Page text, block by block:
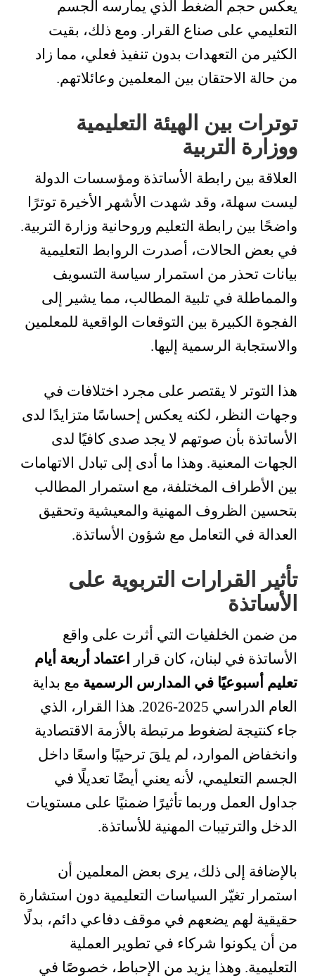
يعكس حجم الضغط الذي يمارسه الجسم
التعليمي على صناع القرار. ومع ذلك، بقيت
الكثير من التعهدات بدون تنفيذ فعلي، مما زاد
من حالة الاحتقان بين المعلمين وعائلاتهم.
توترات بين الهيئة التعليمية
ووزارة التربية
العلاقة بين رابطة الأساتذة ومؤسسات الدولة
ليست سهلة، وقد شهدت الأشهر الأخيرة توترًا
واضحًا بين رابطة التعليم وروحانية وزارة التربية.
في بعض الحالات، أصدرت الروابط التعليمية
بيانات تحذر من استمرار سياسة التسويف
والمماطلة في تلبية المطالب، مما يشير إلى
الفجوة الكبيرة بين التوقعات الواقعية للمعلمين
والاستجابة الرسمية إليها.
هذا التوتر لا يقتصر على مجرد اختلافات في
وجهات النظر، لكنه يعكس إحساسًا متزايدًا لدى
الأساتذة بأن صوتهم لا يجد صدى كافيًا لدى
الجهات المعنية. وهذا ما أدى إلى تبادل الاتهامات
بين الأطراف المختلفة، مع استمرار المطالب
بتحسين الظروف المهنية والمعيشية وتحقيق
العدالة في التعامل مع شؤون الأساتذة.
تأثير القرارات التربوية على
الأساتذة
من ضمن الخلفيات التي أثرت على واقع
الأساتذة في لبنان، كان قرار
اعتماد أربعة أيام
تعليم أسبوعيًا في المدارس الرسمية مع بداية
العام الدراسي 2025-2026. هذا القرار، الذي
جاء كنتيجة لضغوط مرتبطة بالأزمة الاقتصادية
وانخفاض الموارد، لم يلقَ ترحيبًا واسعًا داخل
الجسم التعليمي، لأنه يعني أيضًا تعديلًا في
جداول العمل وربما تأثيرًا ضمنيًا على مستويات
الدخل والترتيبات المهنية للأساتذة.
بالإضافة إلى ذلك، يرى بعض المعلمين أن
استمرار تغيّر السياسات التعليمية دون استشارة
حقيقية لهم يضعهم في موقف دفاعي دائم، بدلًا
من أن يكونوا شركاء في تطوير العملية
التعليمية. وهذا يزيد من الإحباط، خصوصًا في